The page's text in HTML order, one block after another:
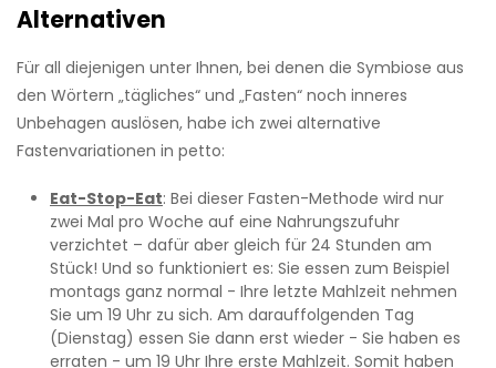
Alternativen
Für all diejenigen unter Ihnen, bei denen die Symbiose aus
den Wörtern „tägliches“ und „Fasten“ noch inneres
Unbehagen auslösen, habe ich zwei alternative
Fastenvariationen in petto:
Eat-Stop-Eat: Bei dieser Fasten-Methode wird nur
zwei Mal pro Woche auf eine Nahrungszufuhr
verzichtet – dafür aber gleich für 24 Stunden am
Stück! Und so funktioniert es: Sie essen zum Beispiel
montags ganz normal - Ihre letzte Mahlzeit nehmen
Sie um 19 Uhr zu sich. Am darauffolgenden Tag
(Dienstag) essen Sie dann erst wieder - Sie haben es
erraten - um 19 Uhr Ihre erste Mahlzeit. Somit haben